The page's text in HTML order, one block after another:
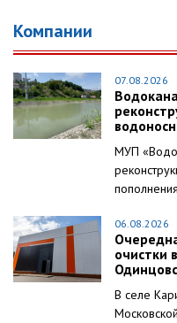
Компании
07.08.2026
МУП
06.08.2026
очистки
В селе